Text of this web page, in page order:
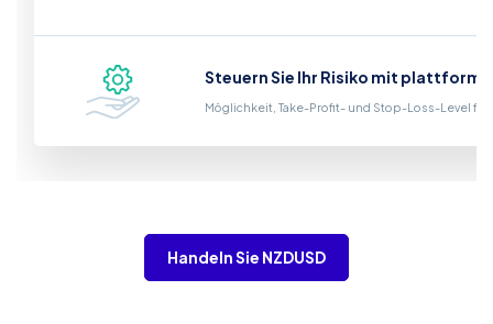
Steuern Sie Ihr Risiko mit
Möglichkeit, Take-Profit- und Stop-Loss-Level
Handeln Sie NZDUSD